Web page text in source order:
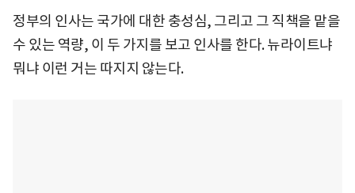
정부의 인사는 국가에 대한 충성심, 그리고 그 직책을 맡을
수 있는 역량, 이 두 가지를 보고 인사를 한다. 뉴라이트냐
뭐냐 이런 거는 따지지 않는다.